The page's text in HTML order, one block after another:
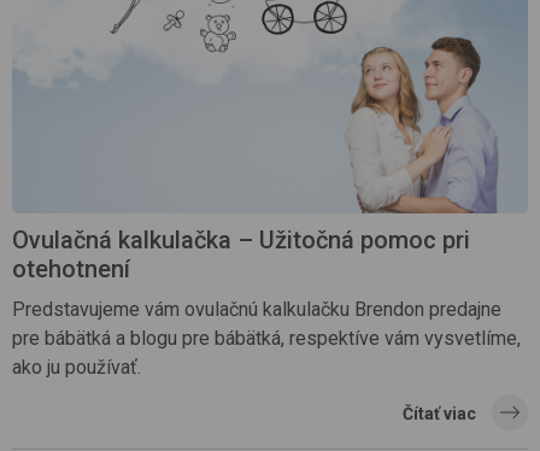
Ovulačná kalkulačka – Užitočná pomoc pri
otehotnení
Predstavujeme vám ovulačnú kalkulačku Brendon predajne
pre bábätká a blogu pre bábätká, respektíve vám vysvetlíme,
ako ju používať.
Čítať viac